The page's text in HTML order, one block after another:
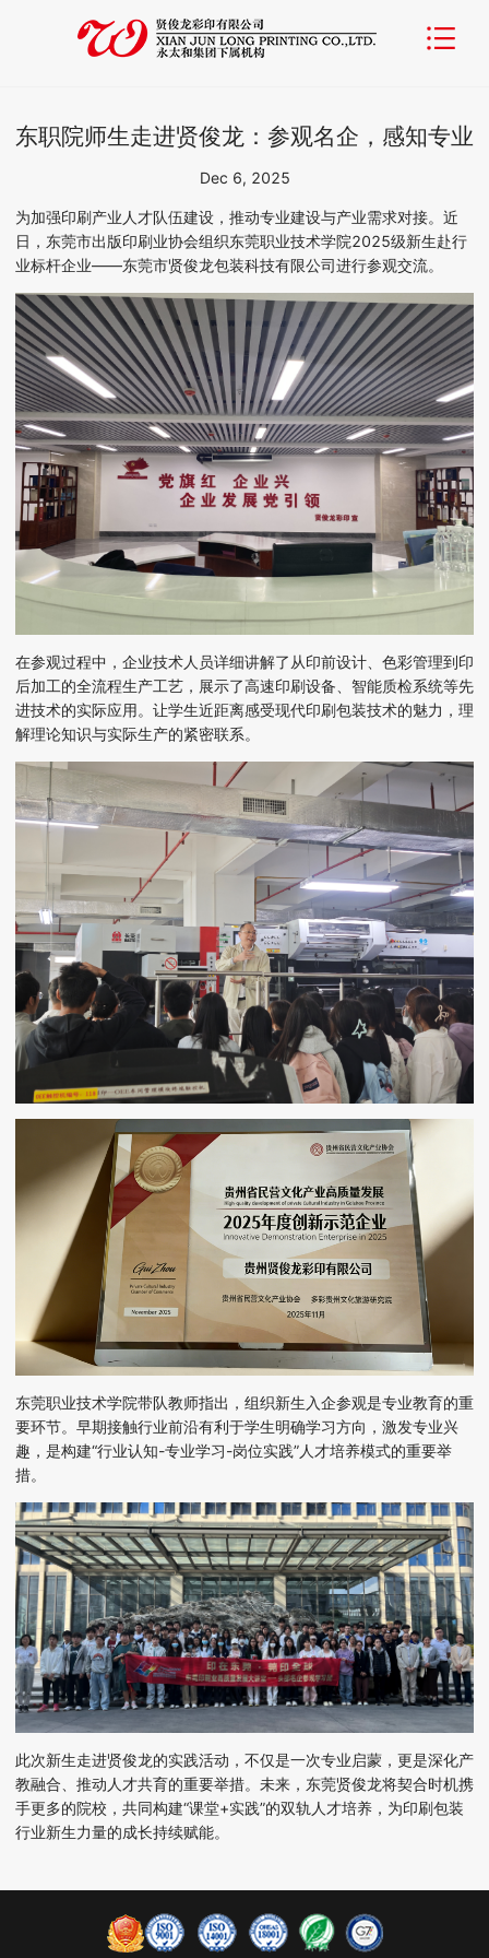
东职院师生走进贤俊龙：参观名企，感知专业
Dec 6, 2025
为加强印刷产业人才队伍建设，推动专业建设与产业需求对接。 近
日 ，东莞市出版印刷业协会组织东莞职业技术学院2025级新生赴行
业标杆企业——东莞市贤俊龙包装科技有限公司进行参观交流。
在参观过程中，企业技术人员详细讲解了从印前设计、色彩管理到印
后加工的全流程生产工艺，展示了高速印刷设备、智能质检系统等先
进技术的实际应用。 让学生近距离感受现代印刷包装技术的魅力，理
解理论知识与实际生产的紧密联系。
东莞职业技术学院带队教师指出，组织新生入企参观是专业教育的重
要环节。早期接触行业前沿有利于学生明确学习方向，激发专业兴
趣，是构建“行业认知-专业学习-岗位实践”人才培养模式的重要举
措。
此次新生走进贤俊龙的实践活动，不仅是一次专业启蒙，更是深化产
教融合、推动人才共育的重要举措。未来， 东莞贤俊龙将契合时机携
手更多的院校，共同构建“课堂+实践”的双轨 人才培养 ，为印刷包装
行业新生力量的成长持续赋能。